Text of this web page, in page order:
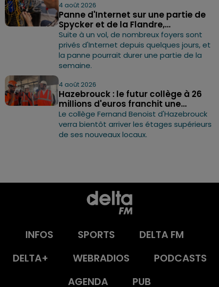
4 août 2026
Panne d'Internet sur une partie de
Spycker et de la Flandre,...
Suite à un vol, de nombreux foyers sont
privés d'Internet depuis quelques jours, et
la panne pourrait durer une partie de la
semaine.
4 août 2026
Hazebrouck : le futur collège à 26
millions d'euros franchit une...
Le collège Fernand Benoist d'Hazebrouck
verra bientôt arriver les étages supérieurs
de ses nouveaux locaux.
INFOS SPORTS
DELTA FM
DELTA+
WEBRADIOS
PODCASTS
AGENDA
PUB